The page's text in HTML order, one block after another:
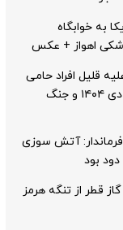
به خوابگاه
اهواز + عکس
قلیل افراد حامی
محکومان بی‌رحم و کودتای دی‌ ۱۴۰۴ و جنگ
فرماندار: آتش سوزی
بود
قطر از تنگه هرمز